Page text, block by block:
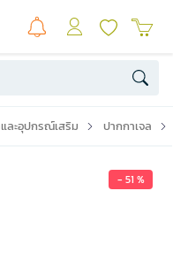
ละอุปกรณ์เสริม ปากกาเจล
- 51 %